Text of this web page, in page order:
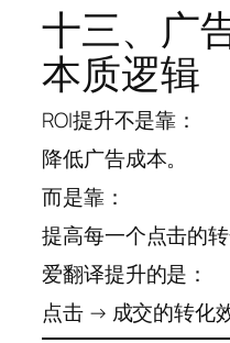
十三、广
本质逻辑
ROI提升不是靠：
降低广告成本。
而是靠：
提高每一个点击的转
爱翻译提升的是：
点击 → 成交的转化